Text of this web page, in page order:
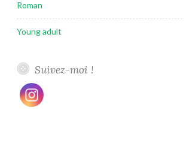
Roman
Young adult
Suivez-moi !